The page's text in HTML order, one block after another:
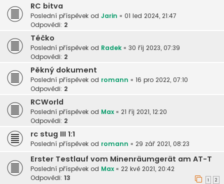
RC bitva
Poslední příspěvek od Jarin « 01 led 2024, 21:47
Odpovědi: 2
Téčko
Poslední příspěvek od Radek « 30 říj 2023, 07:39
Odpovědi: 2
Pěkný dokument
Poslední příspěvek od romann « 16 pro 2022, 07:10
Odpovědi: 2
RCWorld
Poslední příspěvek od Max « 21 říj 2021, 12:20
Odpovědi: 2
rc stug III 1:1
Poslední příspěvek od romann « 29 zář 2021, 08:23
Erster Testlauf vom Minenräumgerät am AT-T
Poslední příspěvek od Max « 22 kvě 2021, 20:42
Odpovědi: 13 1 2